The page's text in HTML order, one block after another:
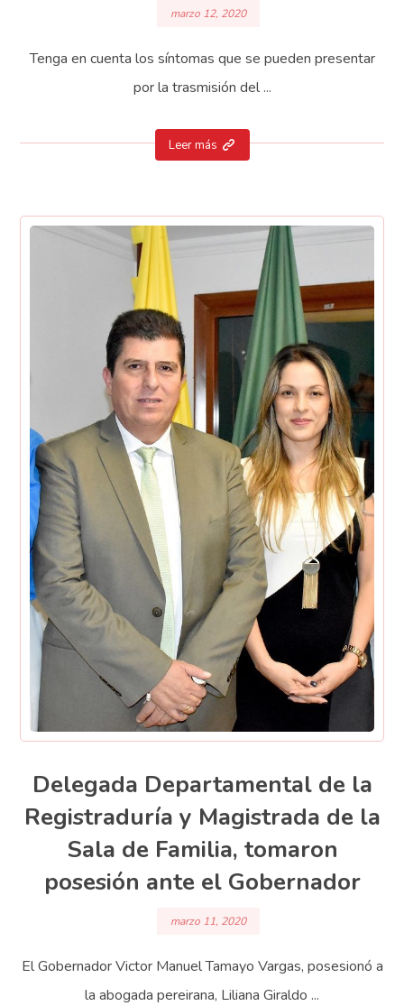
marzo 12, 2020
Tenga en cuenta los síntomas que se pueden presentar
por la trasmisión del ...
Leer más
Delegada Departamental de la
Registraduría y Magistrada de la
Sala de Familia, tomaron
posesión ante el Gobernador
marzo 11, 2020
El Gobernador Victor Manuel Tamayo Vargas, posesionó a
la abogada pereirana, Liliana Giraldo ...